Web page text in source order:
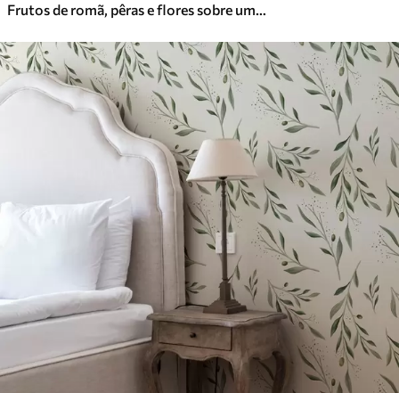
Vinil Premium
65.0039.00€/m²
Frutos de romã, pêras e flores sobre um fundo verde claro